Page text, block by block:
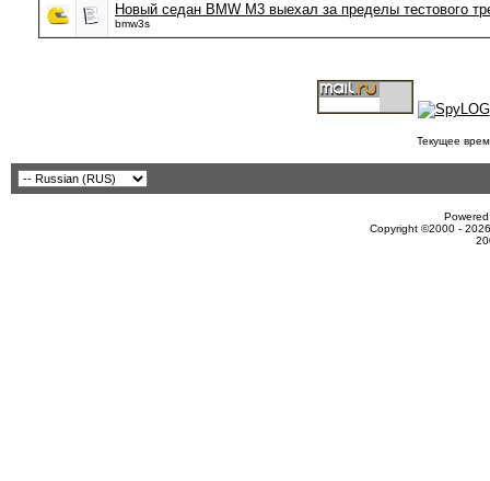
Новый седан BMW M3 выехал за пределы тестового
bmw3s
Текущее
Copyright ©2000 -